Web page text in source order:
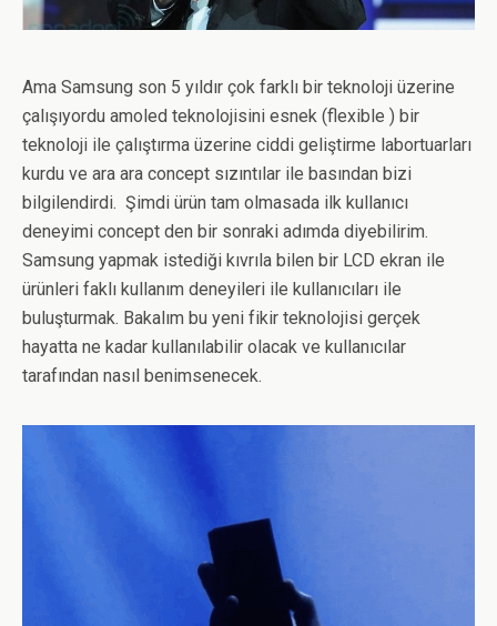
Ama Samsung son 5 yıldır çok farklı bir teknoloji üzerine
çalışıyordu amoled teknolojisini esnek (flexible ) bir
teknoloji ile çalıştırma üzerine ciddi geliştirme labortuarları
kurdu ve ara ara concept sızıntılar ile basından bizi
bilgilendirdi. Şimdi ürün tam olmasada ilk kullanıcı
deneyimi concept den bir sonraki adımda diyebilirim.
Samsung yapmak istediği kıvrıla bilen bir LCD ekran ile
ürünleri faklı kullanım deneyileri ile kullanıcıları ile
buluşturmak. Bakalım bu yeni fikir teknolojisi gerçek
hayatta ne kadar kullanılabilir olacak ve kullanıcılar
tarafından nasıl benimsenecek.